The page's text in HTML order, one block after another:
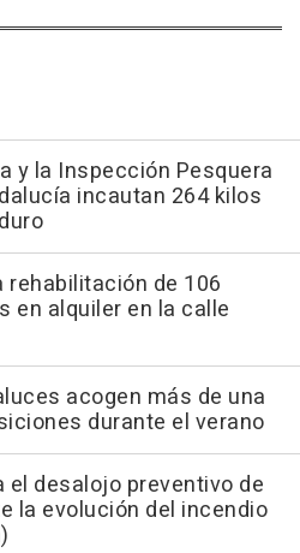
y la Inspección Pesquera
incautan 264 kilos
de 106
en alquiler en la calle
acogen más de una
durante el verano
el desalojo preventivo de
la evolución del incendio